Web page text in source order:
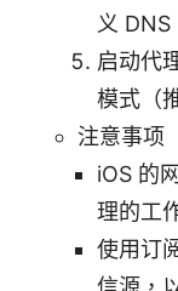
义 DNS
启动代
模式（
注意事项
iOS 的
理的工
使用订